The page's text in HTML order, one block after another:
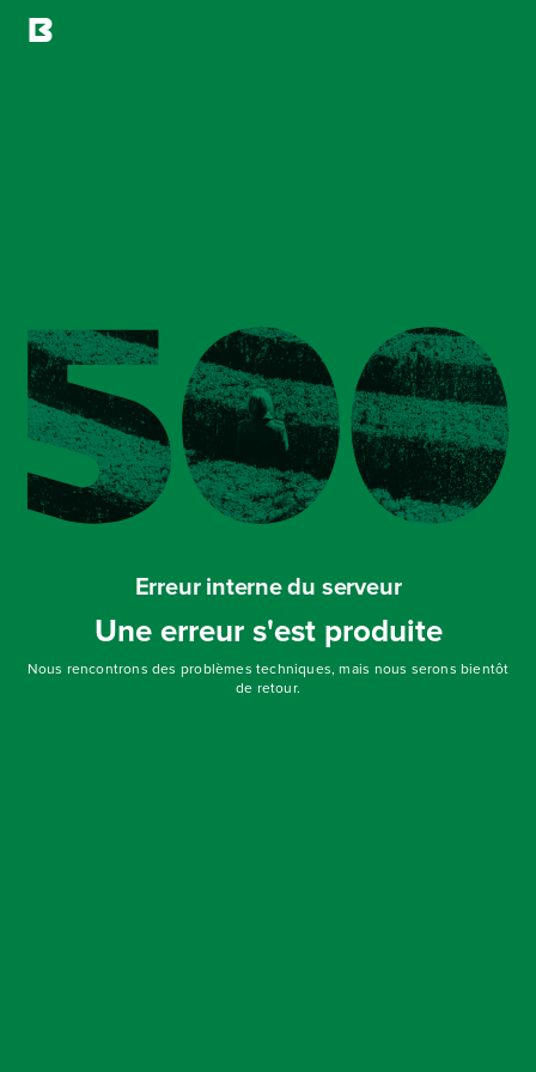
Erreur interne du serveur
Une erreur s'est produite
Nous rencontrons des problèmes techniques, mais nous serons bientôt
de retour.